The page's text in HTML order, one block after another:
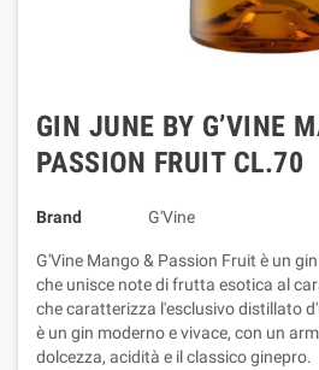
GIN JUNE BY G’VINE
PASSION FRUIT CL.70
Brand G'Vine
G'Vine Mango & Passion Fruit è un
che unisce note di frutta esotica al
che caratterizza l'esclusivo distillato
è un gin moderno e vivace, con un
dolcezza, acidità e il classico ginepro.